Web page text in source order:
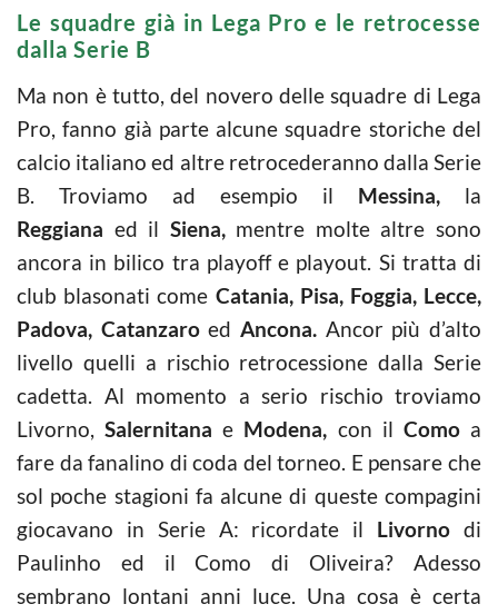
Le squadre già in Lega Pro e le retrocesse
dalla Serie B
Ma non è tutto, del novero delle squadre di Lega
Pro, fanno già parte alcune squadre storiche del
calcio italiano ed altre retrocederanno dalla Serie
B. Troviamo ad esempio il Messina, la
Reggiana ed il Siena,mentre molte altre sono
ancora in bilico tra playoff e playout. Si tratta di
club blasonati come Catania, Pisa, Foggia, Lecce,
Padova, CatanzaroedAncona. Ancor più d’alto
livello quelli a rischio retrocessione dalla Serie
cadetta. Al momento a serio rischio troviamo
Livorno,Salernitana e Modena, con il Comoa
fare da fanalino di coda del torneo. E pensare che
sol poche stagioni fa alcune di queste compagini
giocavano in Serie A: ricordate il Livorno di
Paulinho ed il Como di Oliveira? Adesso
sembrano lontani anni luce. Una cosa è certa